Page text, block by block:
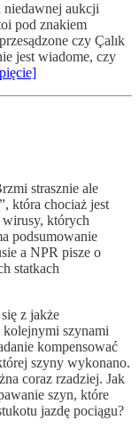
niedawnej aukcji
pod znakiem
czy Çalık
jest wiadome, czy
strasznie ale
która chociaż jest
wirusy, których
podsumowanie
a NPR pisze o
statkach
z jakże
szynami
kompensować
szyny wykonano.
coraz rzadziej. Jak
szyn, które
jazdę pociągu?